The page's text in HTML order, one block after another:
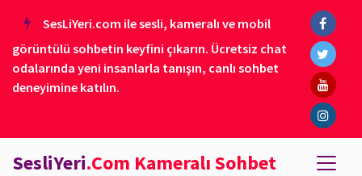
SesLiYeri.com ile sesli, kameralı ve mobil
görüntülü sohbetin keyfini çıkarın. Ücretsiz chat
odalarında yeni insanlarla tanışın, canlı sohbet
deneyimine katılın.
SesliYeri.Com Kameralı Sohbet